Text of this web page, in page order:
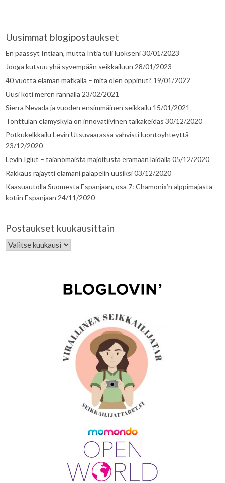
Uusimmat blogipostaukset
En päässyt Intiaan, mutta Intia tuli luokseni30/01/2023
Jooga kutsuu yhä syvempään seikkailuun 28/01/2023
40 vuotta elämän matkalla – mitä olen oppinut? 19/01/2022
Uusi koti meren rannalla 23/02/2021
Sierra Nevada ja vuoden ensimmäinen seikkailu 15/01/2021
Tonttulan elämyskylä on innovatiivinen taikakeidas 30/12/2020
Potkukelkkailu Levin Utsuvaarassa vahvisti luontoyhteyttä
23/12/2020
Levin Iglut – taianomaista majoitusta erämaan laidalla 05/12/2020
Rakkaus räjäytti elämäni palapelin uusiksi03/12/2020
Kaasuautolla Suomesta Espanjaan, osa 7: Chamonix’n alppimajasta
kotiin Espanjaan 24/11/2020
Postaukset kuukausittain